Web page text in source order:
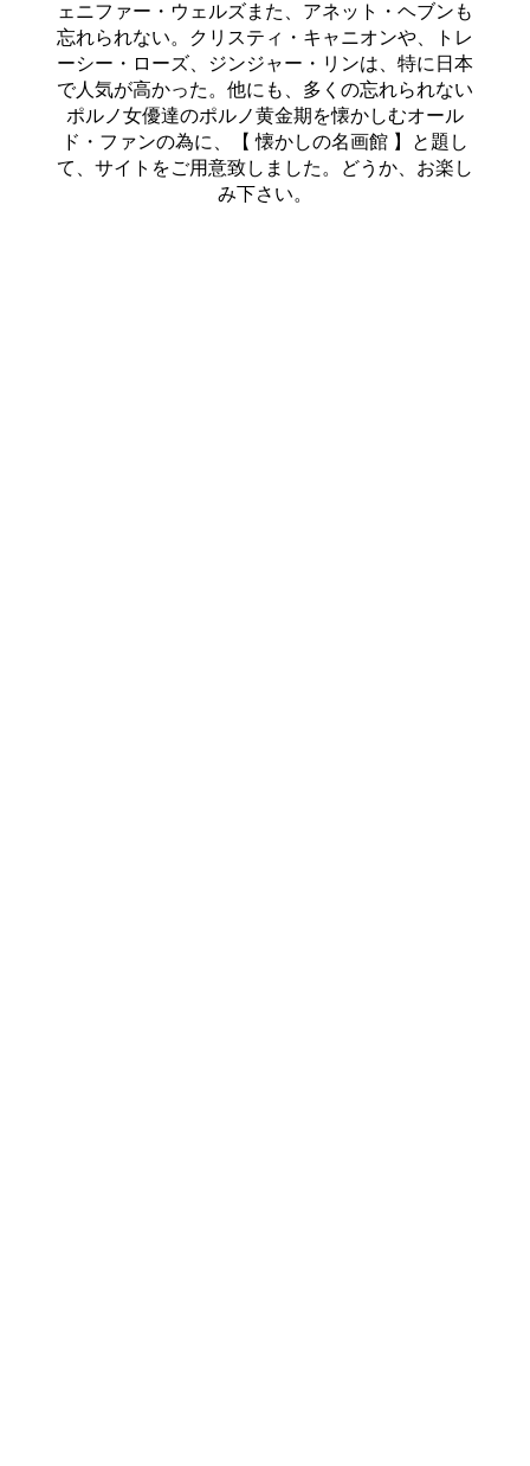
ェニファー・ウェルズまた、アネット・ヘブンも
忘れられない。クリスティ・キャニオンや、トレ
ーシー・ローズ、ジンジャー・リンは、特に日本
で人気が高かった。他にも、多くの忘れられない
ポルノ女優達のポルノ黄金期を懐かしむオール
ド・ファンの為に、【 懐かしの名画館 】と題し
て、サイトをご用意致しました。どうか、お楽し
み下さい。